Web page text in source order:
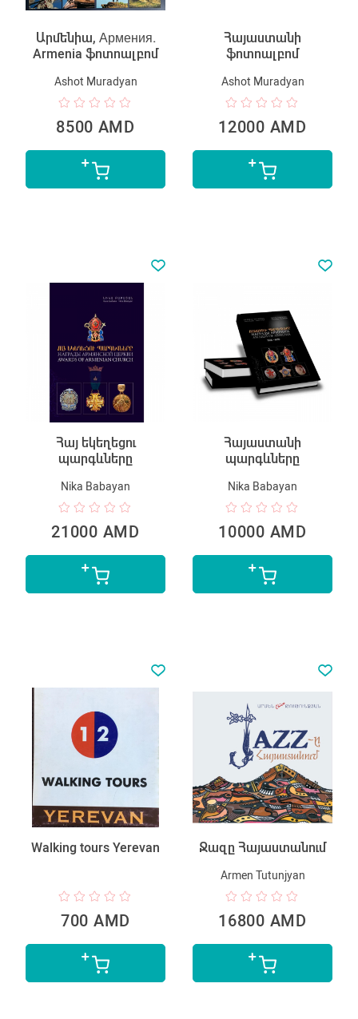
Արմենիա, Армения.
Armenia ֆոտոալբոմ
Ashot Muradyan
8500 AMD
Հայաստանի
ֆոտոալբոմ
Ashot Muradyan
12000 AMD
Հայ եկեղեցու
պարգևները
Nika Babayan
21000 AMD
Հայաստանի
պարգևները
Nika Babayan
10000 AMD
Walking tours Yerevan
700 AMD
Ջազը Հայաստանում
Armen Tutunjyan
16800 AMD